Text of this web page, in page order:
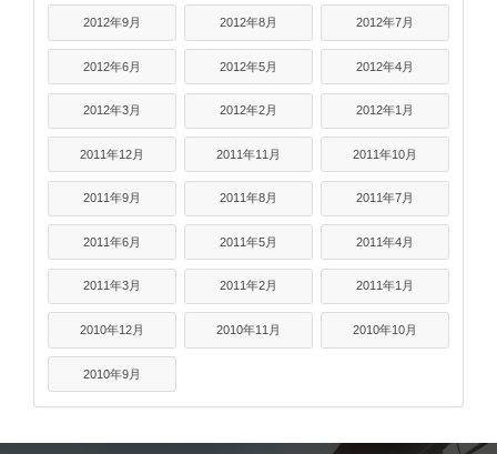
2012年9月 2012年8月 2012年7月
2012年6月 2012年5月 2012年4月
2012年3月 2012年2月 2012年1月
2011年12月 2011年11月 2011年10月
2011年9月 2011年8月 2011年7月
2011年6月 2011年5月 2011年4月
2011年3月 2011年2月 2011年1月
2010年12月 2010年11月 2010年10月
2010年9月